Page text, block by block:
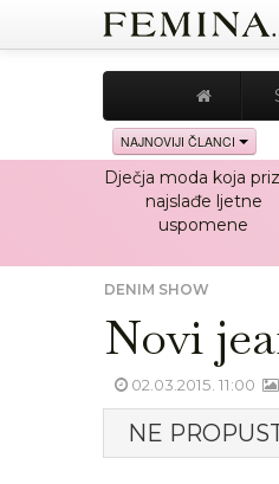
NAJNOVIJI ČLANCI
Dječja moda koja
najslađe ljetne
uspomene
DENIM SHOW
Novi
02.03.2015. 11:00
NE